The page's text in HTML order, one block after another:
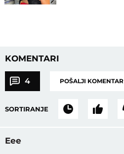
KOMENTARI
4 POŠALJI KOMENTAR
SORTIRANJE
Eee